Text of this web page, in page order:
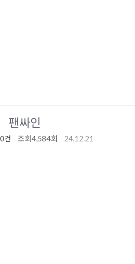
팬싸인
0건 조회4,584회 24.12.21